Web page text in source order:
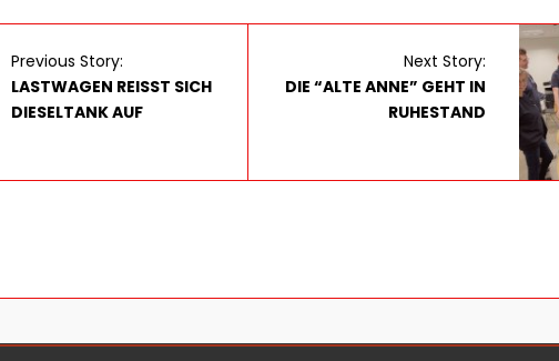
Previous Story:
LASTWAGEN REISST SICH D
IESELTANK AUF
Next Story:
DIE “ALTE ANNE” GEHT IN
RUHESTAND